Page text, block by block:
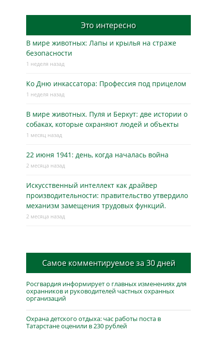
Это интересно
В мире животных: Лапы и крылья на страже
безопасности
1 неделя назад
Ко Дню инкассатора: Профессия под прицелом
1 неделя назад
В мире животных. Пуля и Беркут: две истории о
собаках, которые охраняют людей и объекты
1 месяц назад
22 июня 1941: день, когда началась война
2 месяца назад
Искусственный интеллект как драйвер
производительности: правительство утвердило
механизм замещения трудовых функций.
2 месяца назад
Самое комментируемое за 30 дней
Росгвардия информирует о главных изменениях для
охранников и руководителей частных охранных
организаций
Охрана детского отдыха: час работы поста в
Татарстане оценили в 230 рублей